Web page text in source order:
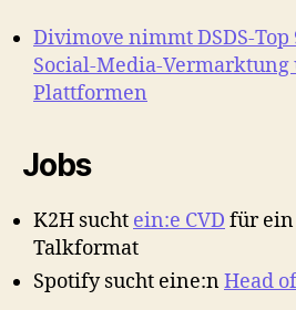
Divimove nimmt DSDS-
Social-Media-Vermarktung
Plattformen
Jobs
K2H sucht ein:e CVD für
Talkformat
Spotify sucht eine:nHead